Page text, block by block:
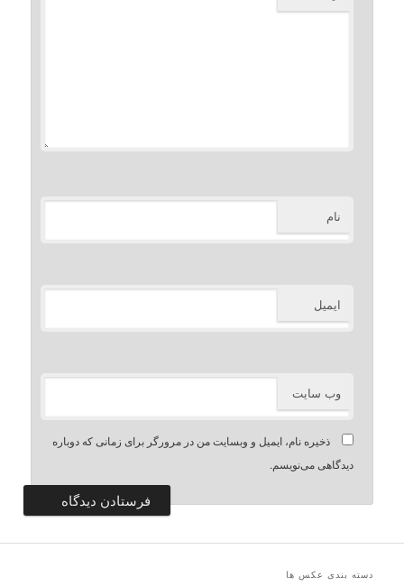
نام
ایمیل
وب‌ سایت
ذخیره نام، ایمیل و وبسایت من در مرورگر برای زمانی که دوباره
دیدگاهی می‌نویسم.
دسته بندی عکس ها